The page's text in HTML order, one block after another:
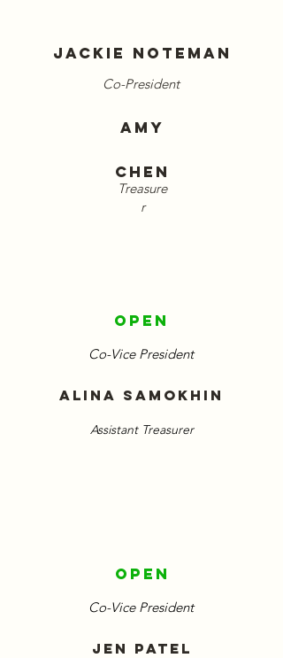
jackie noteman
Co-President
Treasure
r
Amy
chen
Open
Co-Vice President
Alina Samokhin
Assistant Treasurer
Open
Co-Vice President
Jen patel